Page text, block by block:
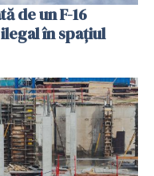
de un F-16
în spațiul